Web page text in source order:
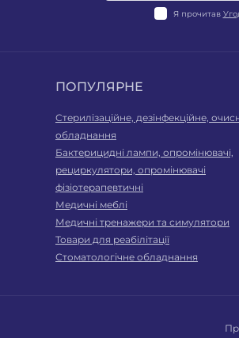
Я прочитав
ПОПУЛЯРНЕ
Стерилізаційне, дезінфекційне,
обладнання
Бактерицидні лампи, опромінювачі,
рециркулятори, опромінювачі
фізіотерапевтичні
Медичні меблі
Медичні тренажери та симулятори
Товари для реабілітації
Стоматологічне обладнання